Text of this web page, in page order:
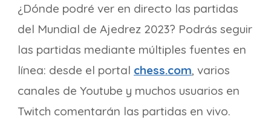
¿Dónde podré ver en directo las partidas
del Mundial de Ajedrez 2023? Podrás seguir
las partidas mediante múltiples fuentes en
línea: desde el portal chess.com, varios
canales de Youtube y muchos usuarios en
Twitch comentarán las partidas en vivo.